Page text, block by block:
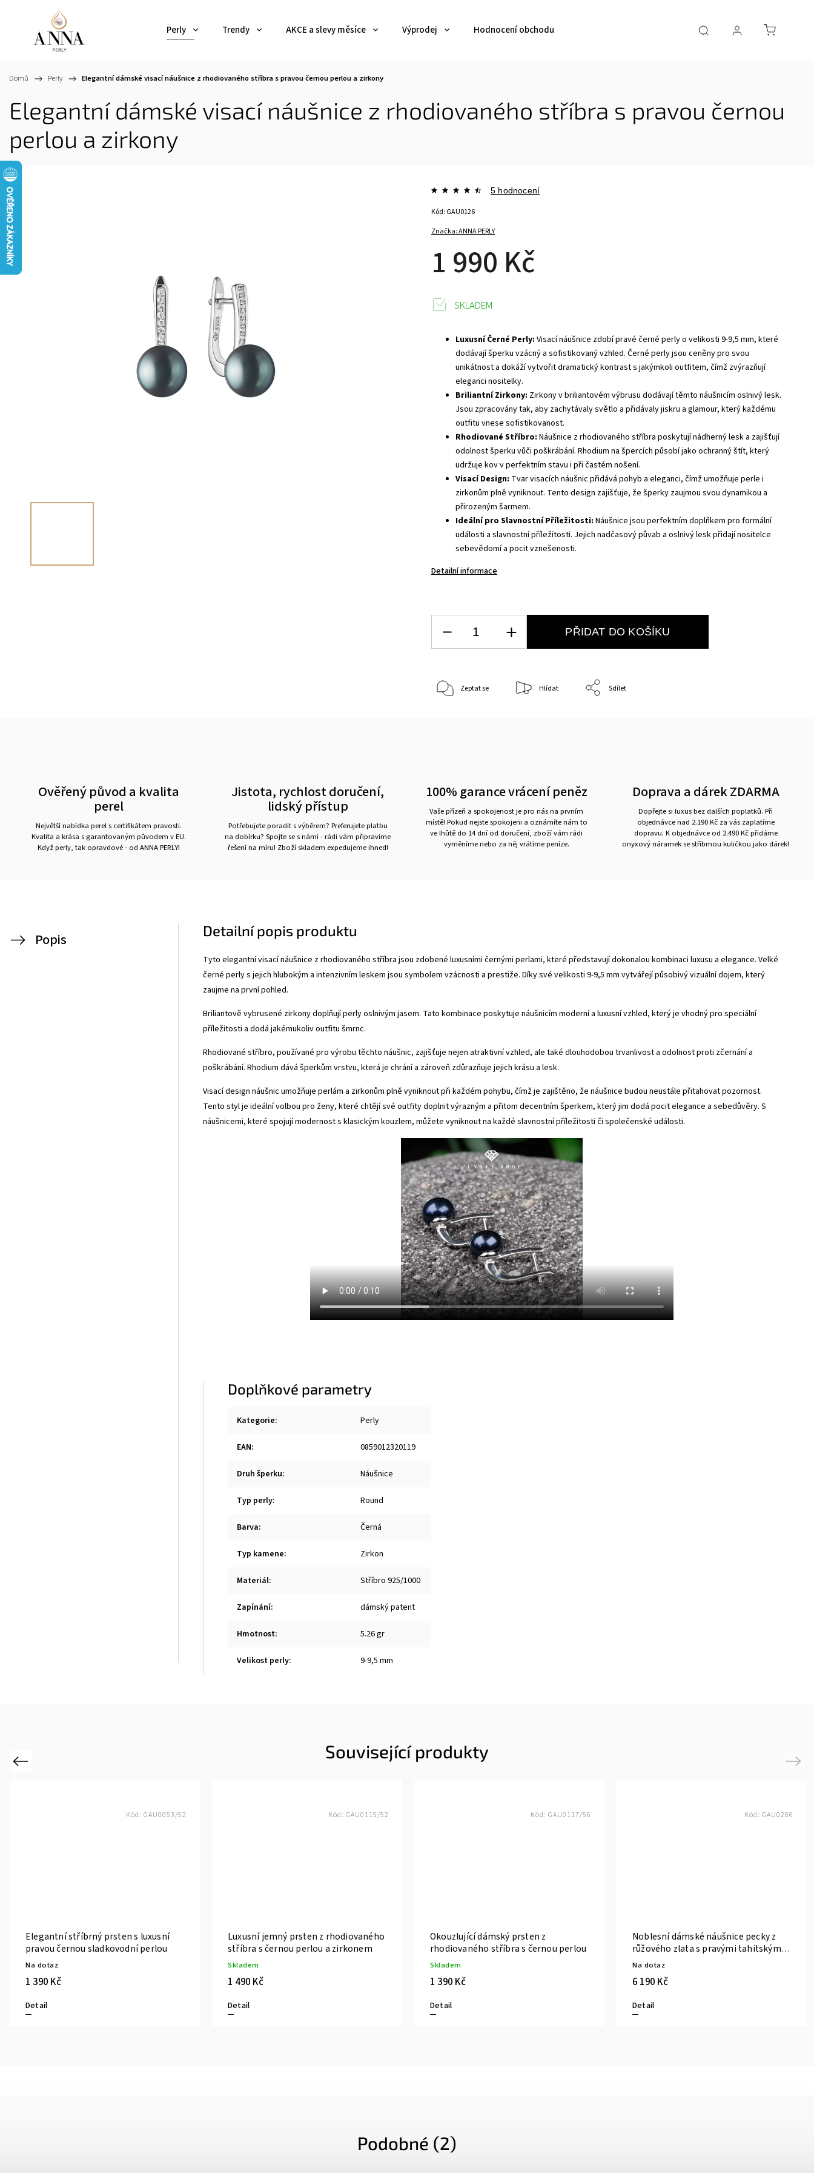
Perly Trendy AKCE a slevy měsíce Výprodej Hodnocení obchodu
Domů / Perly / Elegantní dámské visací náušnice z rhodiovaného stříbra s pravou černou perlou a zirkony
Elegantní dámské visací náušnice z rhodiovaného stříbra s pravou černou
perlou a zirkony
Značka:ANNA PERLY
5 hodnocení
1 990 Kč
Kód: GAU0126
Luxusní Černé Perly: Visací náušnice zdobí pravé černé perly o velikosti 9-9,5 mm, které
dodávají šperku vzácný a sofistikovaný vzhled. Černé perly jsou ceněny pro svou
unikátnost a dokáží vytvořit dramatický kontrast s jakýmkoli outfitem, čímž zvýrazňují
eleganci nositelky.
Briliantní Zirkony: Zirkony v briliantovém výbrusu dodávají těmto náušnicím oslnivý lesk.
Jsou zpracovány tak, aby zachytávaly světlo a přidávaly jiskru a glamour, který každému
outfitu vnese sofistikovanost.
Rhodiované Stříbro: Náušnice z rhodiovaného stříbra poskytují nádherný lesk a zajišťují
odolnost šperku vůči poškrábání. Rhodium na špercích působí jako ochranný štít, který
udržuje kov v perfektním stavu i při častém nošení.
Visací Design: Tvar visacích náušnic přidává pohyb a eleganci, čímž umožňuje perle i
zirkonům plně vyniknout. Tento design zajišťuje, že šperky zaujmou svou dynamikou a
přirozeným šarmem.
Ideální pro Slavnostní Příležitosti: Náušnice jsou perfektním doplňkem pro formální
události a slavnostní příležitosti. Jejich nadčasový půvab a oslnivý lesk přidají nositelce
sebevědomí a pocit vznešenosti.
Detailní informace
SKLADEM
PŘIDAT DO KOŠÍKU
Zeptat se Hlídat Sdílet
Ověřený původ a kvalita
perel
Největší nabídka perel s certifikátem pravosti.
Kvalita a krása s garantovaným původem v EU.
Když perly, tak opravdové - od ANNA PERLY!
Jistota, rychlost doručení,
lidský přístup
Potřebujete poradit s výběrem? Preferujete platbu
na dobírku? Spojte se s námi - rádi vám připravíme
řešení na míru! Zboží skladem expedujeme ihned!
100% garance vrácení peněz
Vaše přízeň a spokojenost je pro nás na prvním
místě! Pokud nejste spokojeni a oznámíte nám to
ve lhůtě do 14 dní od doručení, zboží vám rádi
vyměníme nebo za něj vrátíme peníze.
Doprava a dárek ZDARMA
Dopřejte si luxus bez dalších poplatků. Při
objednávce nad 2.190 Kč za vás zaplatíme
dopravu. K objednávce od 2.490 Kč přidáme
onyxový náramek se stříbrnou kuličkou jako dárek!
Popis Detailní popis produktu
Tyto elegantní visací náušnice z rhodiovaného stříbra jsou zdobené luxusními černými perlami, které představují dokonalou kombinaci luxusu a elegance. Velké
černé perly s jejich hlubokým a intenzivním leskem jsou symbolem vzácnosti a prestiže. Díky své velikosti 9-9,5 mm vytvářejí působivý vizuální dojem, který
zaujme na první pohled.
Briliantově vybrusené zirkony doplňují perly oslnivým jasem. Tato kombinace poskytuje náušnicím moderní a luxusní vzhled, který je vhodný pro speciální
příležitosti a dodá jakémukoliv outfitu šmrnc.
Rhodiované stříbro, používané pro výrobu těchto náušnic, zajišťuje nejen atraktivní vzhled, ale také dlouhodobou trvanlivost a odolnost proti zčernání a
poškrábání. Rhodium dává šperkům vrstvu, která je chrání a zároveň zdůrazňuje jejich krásu a lesk.
Visací design náušnic umožňuje perlám a zirkonům plně vyniknout při každém pohybu, čímž je zajištěno, že náušnice budou neustále přitahovat pozornost.
Tento styl je ideální volbou pro ženy, které chtějí své outfity doplnit výrazným a přitom decentním šperkem, který jim dodá pocit elegance a sebedůvěry. S
náušnicemi, které spojují modernost s klasickým kouzlem, můžete vyniknout na každé slavnostní příležitosti či společenské události.
Doplňkové parametry
Kategorie: Perly
EAN: 0859012320119
Druh šperku: Náušnice
Typ perly: Round
Barva: Černá
Typ kamene: Zirkon
Materiál: Stříbro 925/1000
Zapínání: dámský patent
Hmotnost: 5.26 gr
Velikost perly: 9-9,5 mm
Související produkty
Previous
Elegantní stříbrný prsten s luxusní
pravou černou sladkovodní perlou
Na dotaz
1 390 Kč
Detail
Kód: GAU0053/52
Luxusní jemný prsten z rhodiovaného
stříbra s černou perlou a zirkonem
Skladem
1 490 Kč
Detail
Kód: GAU0115/52
Okouzlující dámský prsten z
rhodiovaného stříbra s černou perlou
Skladem
1 390 Kč
Detail
Kód: GAU0117/56
Noblesní dámské náušnice pecky z
růžového zlata s pravými tahitskými
perlami
Na dotaz
6 190 Kč
Detail
Kód: GAU0286
Next
Podobné (2)